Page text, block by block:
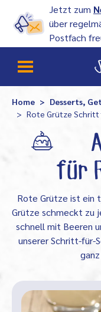
Jetzt zum
über
Postfach
Home Desserts,
Rote Grütze
für
Rote Grütze ist ein
Grütze schmeckt zu
schnell mit Beeren
unserer Schritt-für-